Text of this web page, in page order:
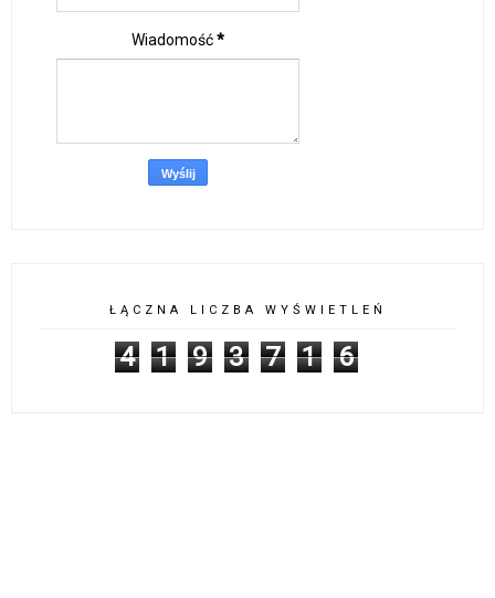
Wiadomość*
ŁĄCZNA LICZBA WYŚWIETLEŃ
4 1 9 3 7 1 6